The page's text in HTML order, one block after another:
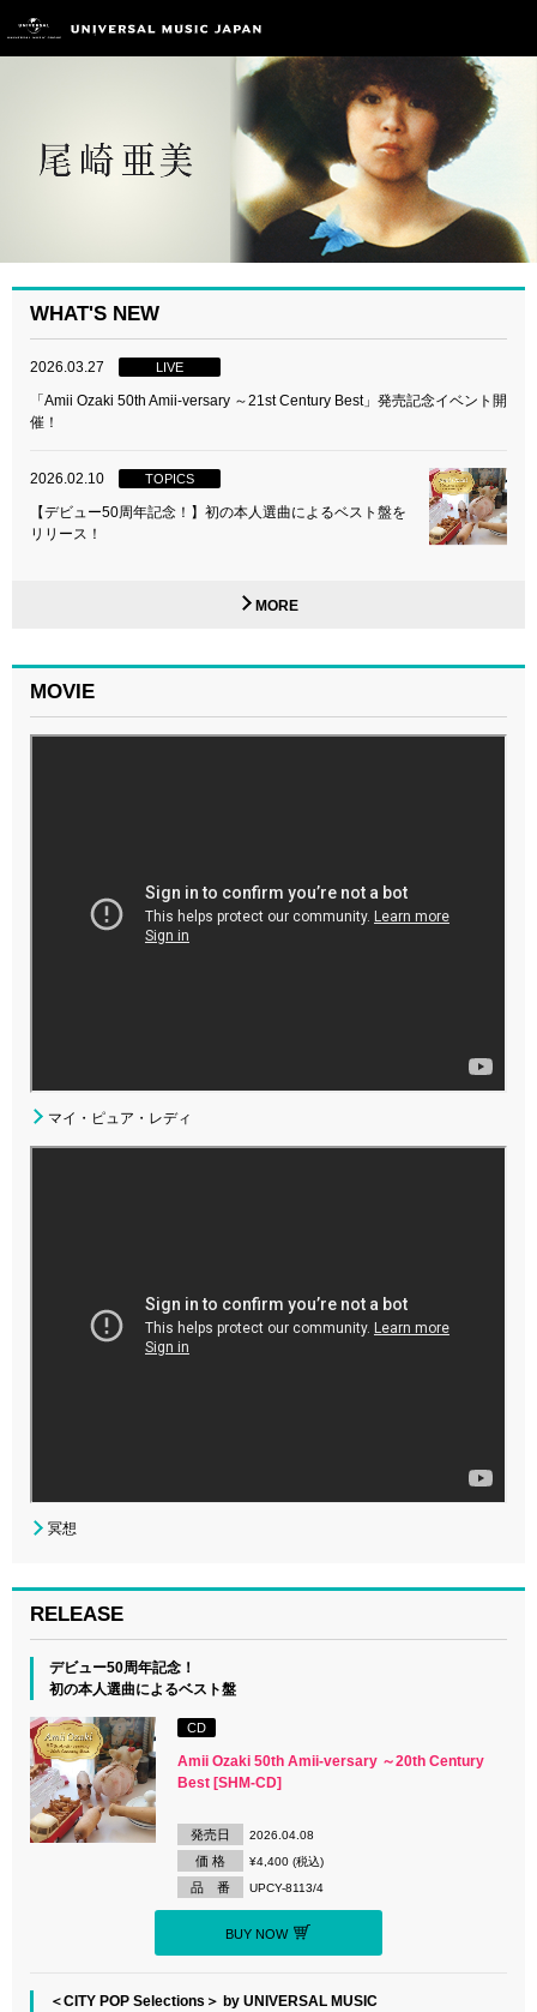
WHAT'S NEW
2026.03.27 LIVE
「Amii Ozaki 50th Amii-versary ～21st Century Best」発売記念イベント開
催！
2026.02.10 TOPICS
【デビュー50周年記念！】初の本人選曲によるベスト盤を
リリース！
MORE
MOVIE
マイ・ピュア・レディ
冥想
RELEASE
デビュー50周年記念！
初の本人選曲によるベスト盤
CD
Amii Ozaki 50th Amii-versary ～20th Century
Best [SHM-CD]
発売日 2026.04.08
価 格 ¥4,400 (税込)
品 番 UPCY-8113/4
BUY NOW
＜CITY POP Selections＞ by UNIVERSAL MUSIC